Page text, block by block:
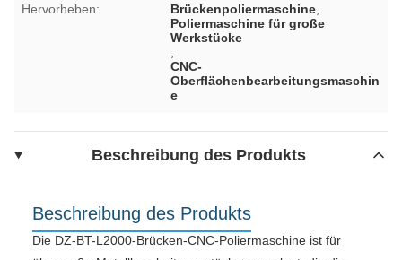
Hervorheben: Brückenpoliermaschine
Poliermaschine für große
Werkstücke
CNC-
Oberflächenbearbeitungsmaschin
e
Beschreibung des Produkts
Beschreibung des Produkts
Die DZ-BT-L2000-Brücken-CNC-Poliermaschine ist für